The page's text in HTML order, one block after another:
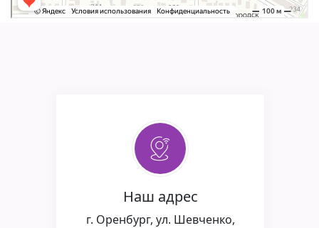
Наш адрес
г. Оренбург, ул. Шевченко,